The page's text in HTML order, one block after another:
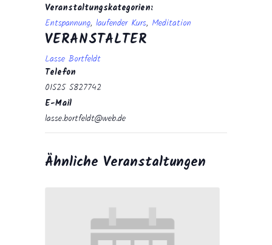
Veranstaltungskategorien:
Entspannung, laufender Kurs, Meditation
VERANSTALTER
Lasse Bortfeldt
Telefon
01525 5827742
E-Mail
lasse.bortfeldt@web.de
Ähnliche Veranstaltungen